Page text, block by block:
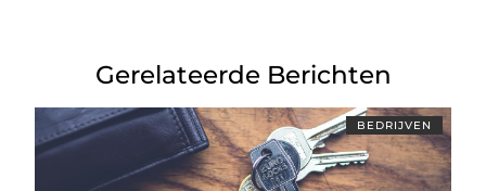
Gerelateerde Berichten
BEDRIJVEN